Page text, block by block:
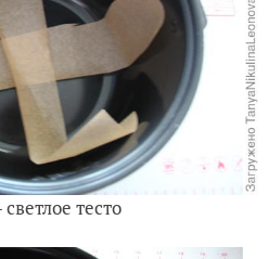
яблочное
и апельсина. Оно
для начинки пирогов.